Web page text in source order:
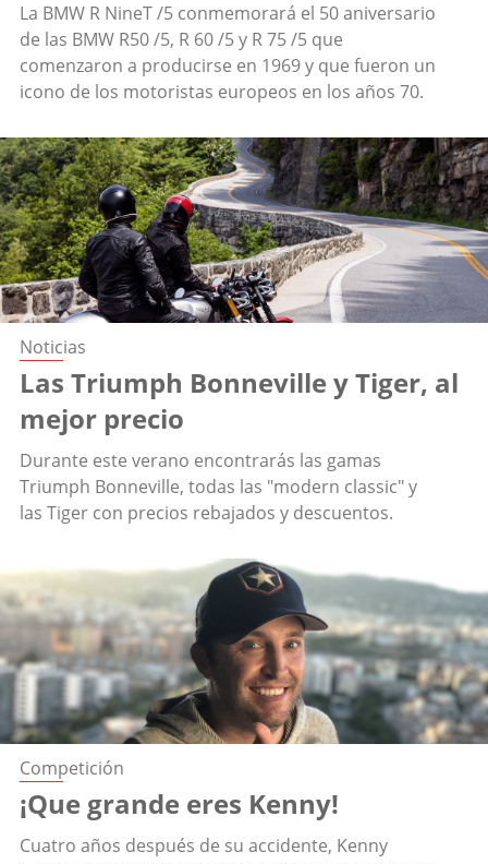
La BMW R NineT /5 conmemorará el 50 aniversario
de las BMW R50 /5, R 60 /5 y R 75 /5 que
comenzaron a producirse en 1969 y que fueron un
icono de los motoristas europeos en los años 70.
Noticias
Las Triumph Bonneville y Tiger, al
mejor precio
Durante este verano encontrarás las gamas
Triumph Bonneville, todas las "modern classic" y
las Tiger con precios rebajados y descuentos.
Competición
¡Que grande eres Kenny!
Cuatro años después de su accidente, Kenny